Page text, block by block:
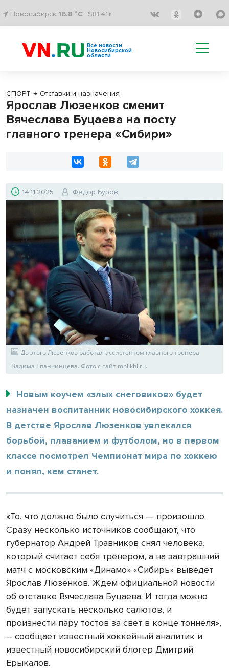
Новосибирск 16.8 °C $81.41↑
Все новости
Новосибирской
области
СПОРТ → Отставки и назначения
Ярослав Люзенков сменит
Вячеслава Буцаева на посту
главного тренера «Сибири»
14.11.2025 Федор Буров
До этого Люзенков работал ассистентом главного тренера
Вадима Епанчинцева. Фото с сайт mhl.khl.ru.
Новым коучем «злых снеговиков» будет
назначен воспитанник новосибирского хоккея.
В детстве Ярослав Люзенков увлекался
борьбой, плаванием и футболом, но в первом
классе посмотрел Чемпионат мира по хоккею
и понял, кем станет.
«То, что должно было случиться — произошло.
Сразу несколько источников сообщают, что
губернатор Андрей Травников снял человека,
который считает себя тренером, а на завтрашний
матч с московским «Динамо» «Сибирь» выведет
Ярослав Люзенков. Ждем официальной новости
об отставке Вячеслава Буцаева. И тогда можно
будет запускать несколько салютов, и
произнести пару тостов за свет в конце тоннеля»,
– сообщает известный хоккейный аналитик и
известный новосибирский блогер Дмитрий
Ерыкалов.